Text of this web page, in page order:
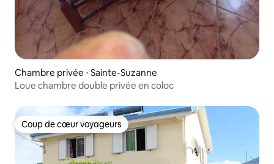
Chambre privée ⋅ Sainte-Suzanne
Loue chambre double privée en coloc
Coup de cœur voyageurs
Coup de cœur voyageurs